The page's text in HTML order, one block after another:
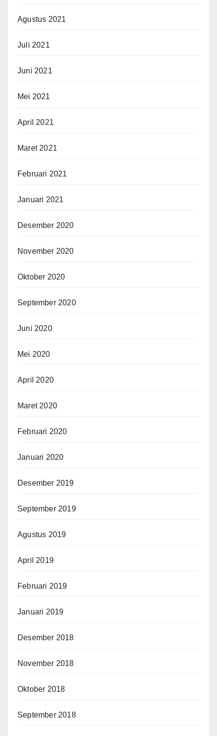
Agustus 2021
Juli 2021
Juni 2021
Mei 2021
April 2021
Maret 2021
Februari 2021
Januari 2021
Desember 2020
November 2020
Oktober 2020
September 2020
Juni 2020
Mei 2020
April 2020
Maret 2020
Februari 2020
Januari 2020
Desember 2019
September 2019
Agustus 2019
April 2019
Februari 2019
Januari 2019
Desember 2018
November 2018
Oktober 2018
September 2018